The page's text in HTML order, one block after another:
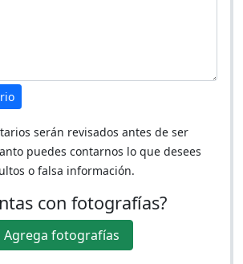
serán revisados antes de ser
puedes contarnos lo que desees
o falsa información.
con fotografías?
Agrega fotografías